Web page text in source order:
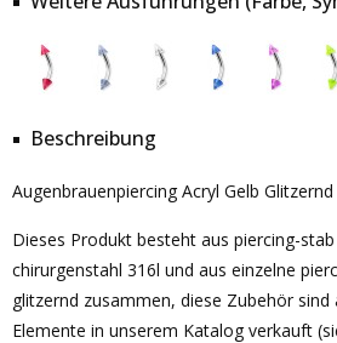
Beschreibung
Augenbrauenpiercing Acryl Gelb Glitzernd
Dieses Produkt besteht aus piercing-
chirurgenstahl 316l und aus einzelne
glitzernd zusammen, diese Zubehör sind
Elemente in unserem Katalog verkauft